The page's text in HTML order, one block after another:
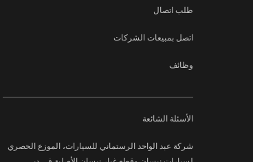
طلب اتصال
اتصل بمبيعات الشركات
وظائف
الأسئلة الشائعة
شركة عبد الواحد الرستماني للسيارات، الموزع الحصري